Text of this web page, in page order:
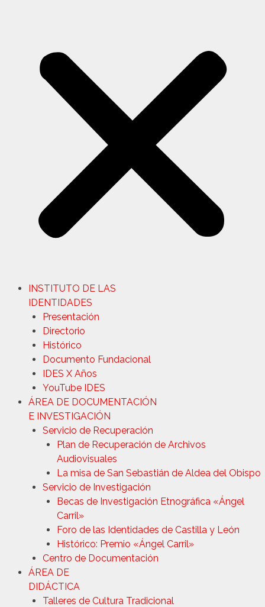
INSTITUTO DE LAS
IDENTIDADES
Presentación
Directorio
Histórico
Documento Fundacional
IDES X Años
YouTube IDES
ÁREA DE DOCUMENTACIÓN
E INVESTIGACIÓN
Servicio de Recuperación
Plan de Recuperación de Archivos
Audiovisuales
La misa de San Sebastián de Aldea del Obispo
Servicio de Investigación
Becas de Investigación Etnográfica «Ángel
Carril»
Foro de las Identidades de Castilla y León
Histórico: Premio «Ángel Carril»
Centro de Documentación
ÁREA DE
DIDÁCTICA
Talleres de Cultura Tradicional